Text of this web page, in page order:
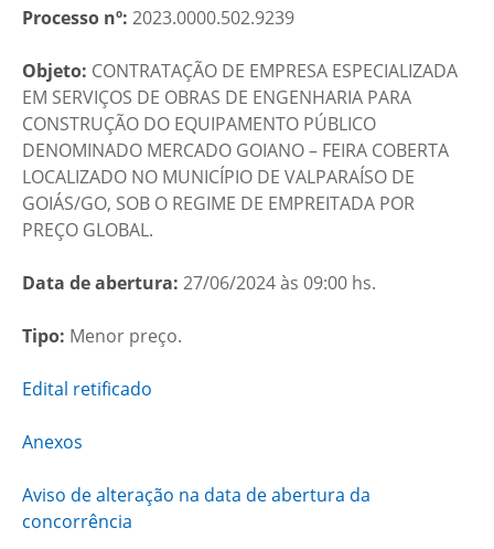
Processo nº: 2023.0000.502.9239
Objeto: CONTRATAÇÃO DE EMPRESA ESPECIALIZADA
EM SERVIÇOS DE OBRAS DE ENGENHARIA PARA
CONSTRUÇÃO DO EQUIPAMENTO PÚBLICO
DENOMINADO MERCADO GOIANO – FEIRA COBERTA
LOCALIZADO NO MUNICÍPIO DE VALPARAÍSO DE
GOIÁS/GO, SOB O REGIME DE EMPREITADA POR
PREÇO GLOBAL.
Data de abertura: 27/06/2024 às 09:00 hs.
Tipo: Menor preço.
Edital retificado
Anexos
Aviso de alteração na data de abertura da
concorrência